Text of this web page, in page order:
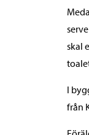
skal
I
från